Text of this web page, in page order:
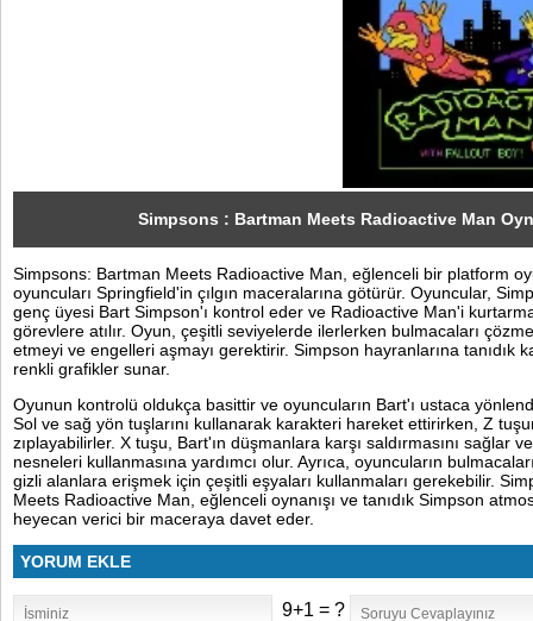
Instagram
Pinterest
Simpsons : Bartman Meets Radioactive Man
Simpsons: Bartman Meets Radioactive Man, eğlenceli bir platform
oyuncuları Springfield'in çılgın maceralarına götürür. Oyuncular,
genç üyesi Bart Simpson'ı kontrol eder ve Radioactive Man'i
görevlere atılır. Oyun, çeşitli seviyelerde ilerlerken bulmacaları
etmeyi ve engelleri aşmayı gerektirir. Simpson hayranlarına tanıdık
renkli grafikler sunar.
Oyunun kontrolü oldukça basittir ve oyuncuların Bart'ı ustaca
Sol ve sağ yön tuşlarını kullanarak karakteri hareket ettirirken, Z
zıplayabilirler. X tuşu, Bart'ın düşmanlara karşı saldırmasını sağlar
nesneleri kullanmasına yardımcı olur. Ayrıca, oyuncuların
gizli alanlara erişmek için çeşitli eşyaları kullanmaları gerekebilir.
Meets Radioactive Man, eğlenceli oynanışı ve tanıdık Simpson
heyecan verici bir maceraya davet eder.
YORUM EKLE
9+1 = ?